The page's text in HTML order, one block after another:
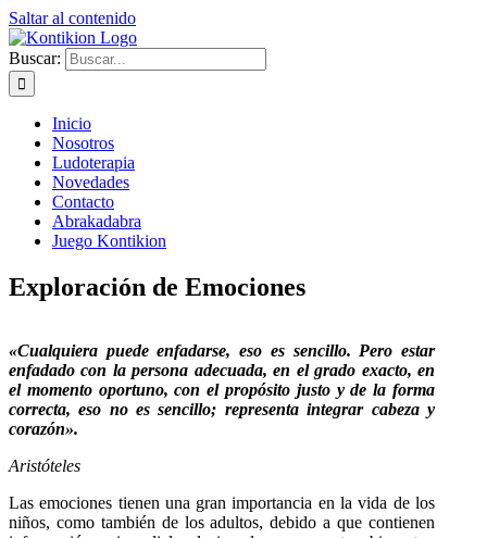
Saltar al contenido
Buscar:
Inicio
Nosotros
Ludoterapia
Novedades
Contacto
Abrakadabra
Juego Kontikion
Exploración de Emociones
«Cualquiera puede enfadarse, eso es sencillo. Pero estar
enfadado con la persona adecuada, en el grado exacto, en
el momento oportuno, con el propósito justo y de la forma
correcta, eso no es sencillo; representa integrar cabeza y
corazón».
Aristóteles
Las emociones tienen una gran importancia en la vida de los
niños, como también de los adultos, debido a que contienen